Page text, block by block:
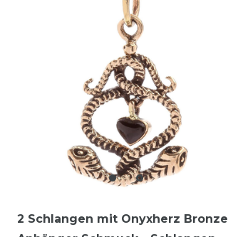
2 Schlangen mit Onyxherz Bronze